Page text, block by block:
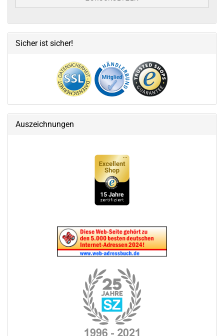
Sicher ist sicher!
Auszeichnungen